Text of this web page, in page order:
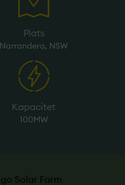
Plats
Narrandera, NSW
Kapacitet
100MW
Solar Farm